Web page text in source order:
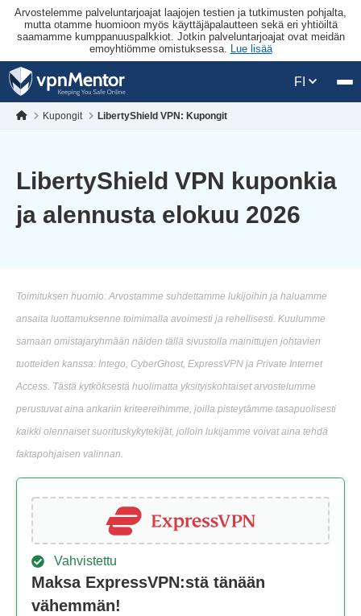
Arvostelemme palveluntarjoajat laajojen testien ja tutkimusten pohjalta,
mutta otamme huomioon myös käyttäjäpalautteen sekä eri yhtiöiltä
saamamme kumppanuuspalkkiot. Jotkin palveluntarjoajat ovat meidän
emoyhtiömme omistuksessa. Lue lisää
FI
Kupongit LibertyShield VPN: Kupongit
LibertyShield VPN kuponkia
ja alennusta elokuu 2026
Toimituksen huomio: Arvostamme suhdettamme lukijoihin ja haluamme
ansaita luottamuksenne toimimalla avoimesti ja rehellisesti. Kuulumme
samaan omistajaryhmään näiden tällä sivustolla mainittujen johtavien
tuotteiden kanssa: Intego, CyberGhost, ExpressVPN ja Private Internet
Access. Tästä kytköksestä huolimatta yksityiskohtaiset arvostelumme
perustuvat aina ankariin kriteereihimme, joilla pisteytämme tasapuolisesti
kaikki olennaiset suorituskykytekijät, jolloin lukijamme voivat aina tehdä
faktapohjaisen valinnan.
Vahvistettu
Maksa ExpressVPN:stä tänään
vähemmän!